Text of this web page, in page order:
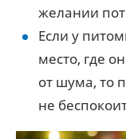
желании
Если у
место, где
от шума, то
не